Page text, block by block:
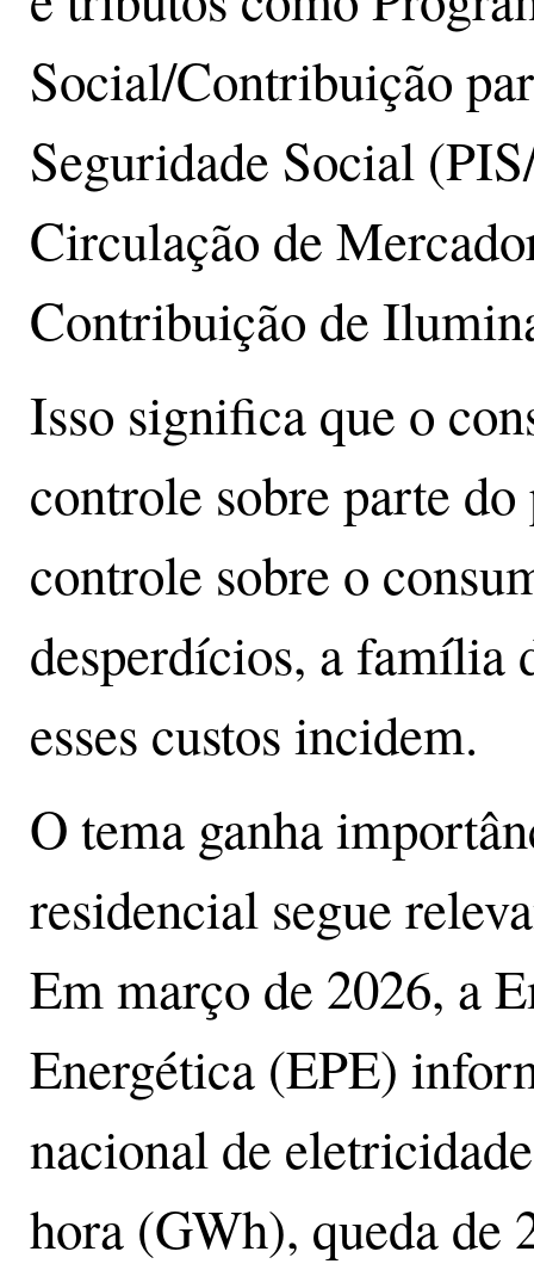
Social/Contribuição
Seguridade Social
Circulação de
Contribuição de
Isso significa que o
controle sobre parte
controle sobre o
desperdícios, a família
esses custos incidem.
O tema ganha
residencial segue
Em março de 2026, a
Energética (EPE)
nacional de
hora (GWh), queda de